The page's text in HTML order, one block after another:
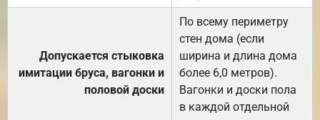
Допускается стыковка
имитации бруса, вагонки и
половой доски
По всему периметру
стен дома (если
ширина и длина дома
более 6,0 метров).
Вагонки и доски пола
в каждой отдельной